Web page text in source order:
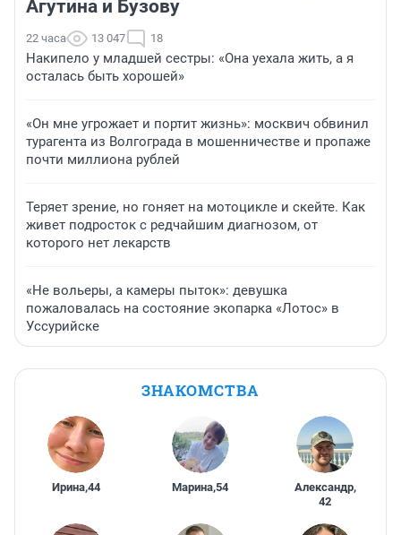
Агутина и Бузову
22 часа 13 047 18
Накипело у младшей сестры: «Она уехала жить, а я
осталась быть хорошей»
«Он мне угрожает и портит жизнь»: москвич обвинил
турагента из Волгограда в мошенничестве и пропаже
почти миллиона рублей
Теряет зрение, но гоняет на мотоцикле и скейте. Как
живет подросток с редчайшим диагнозом, от
которого нет лекарств
«Не вольеры, а камеры пыток»: девушка
пожаловалась на состояние экопарка «Лотос» в
Уссурийске
ЗНАКОМСТВА
Ирина,44 Марина,54 Александр,
42